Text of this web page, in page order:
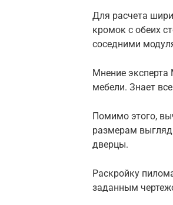
Для расчета
кромок с обеих
соседними
Мнение
мебели. Знает
Помимо этого,
размерам
дверцы.
Раскройку
заданным